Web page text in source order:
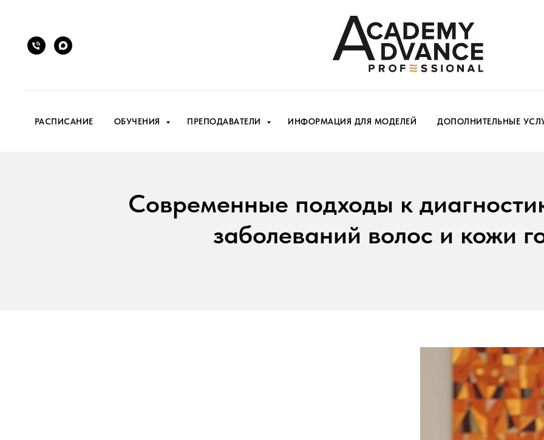
РАСПИСАНИЕ ОБУЧЕНИЯ ПРЕПОДАВАТЕЛИ ИНФОРМАЦИЯ ДЛЯ МОДЕЛЕЙ ДОПОЛНИТЕЛЬНЫЕ
Современные подходы к
заболеваний волос и кожи